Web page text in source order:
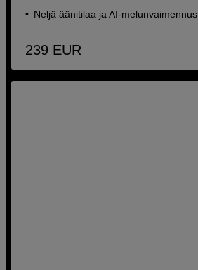
Neljä äänitilaa ja AI-melunvaimennus
239 EUR